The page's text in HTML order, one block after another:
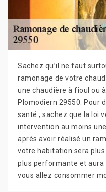
Sachez qu’il ne faut
ramonage de votre
une chaudière à fioul ou
Plomodiern 29550. Pour
santé ; sachez que la loi
intervention au moins
après avoir réalisé un
votre habitation sera
plus performante et aura
vous allez consommer